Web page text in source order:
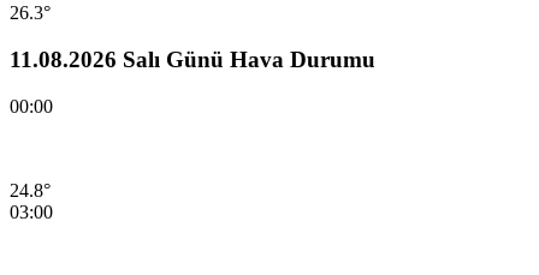
26.3°
11.08.2026 Salı Günü Hava Durumu
00:00
24.8°
03:00